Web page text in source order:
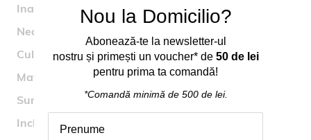
Inaltime ajustabila
da
Necesita asamblare
Culoare
ambrat, negru
Material
sticla, metal
Sursa iluminat
1* bec E27 max 40W
Inclus
Nou la Domicilio?
Abonează-te la newsletter-ul
nostru și primești un voucher* de 50 de lei
pentru prima ta comandă!
*Comandă minimă de 500 de lei.